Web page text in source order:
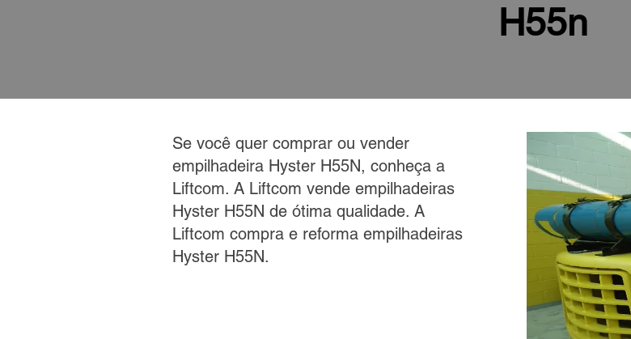
H55n
Se você quer comprar ou vender
empilhadeira Hyster H55N, conheça a
Liftcom. A Liftcom vende empilhadeiras
Hyster H55N de ótima qualidade. A
Liftcom compra e reforma empilhadeiras
Hyster H55N.